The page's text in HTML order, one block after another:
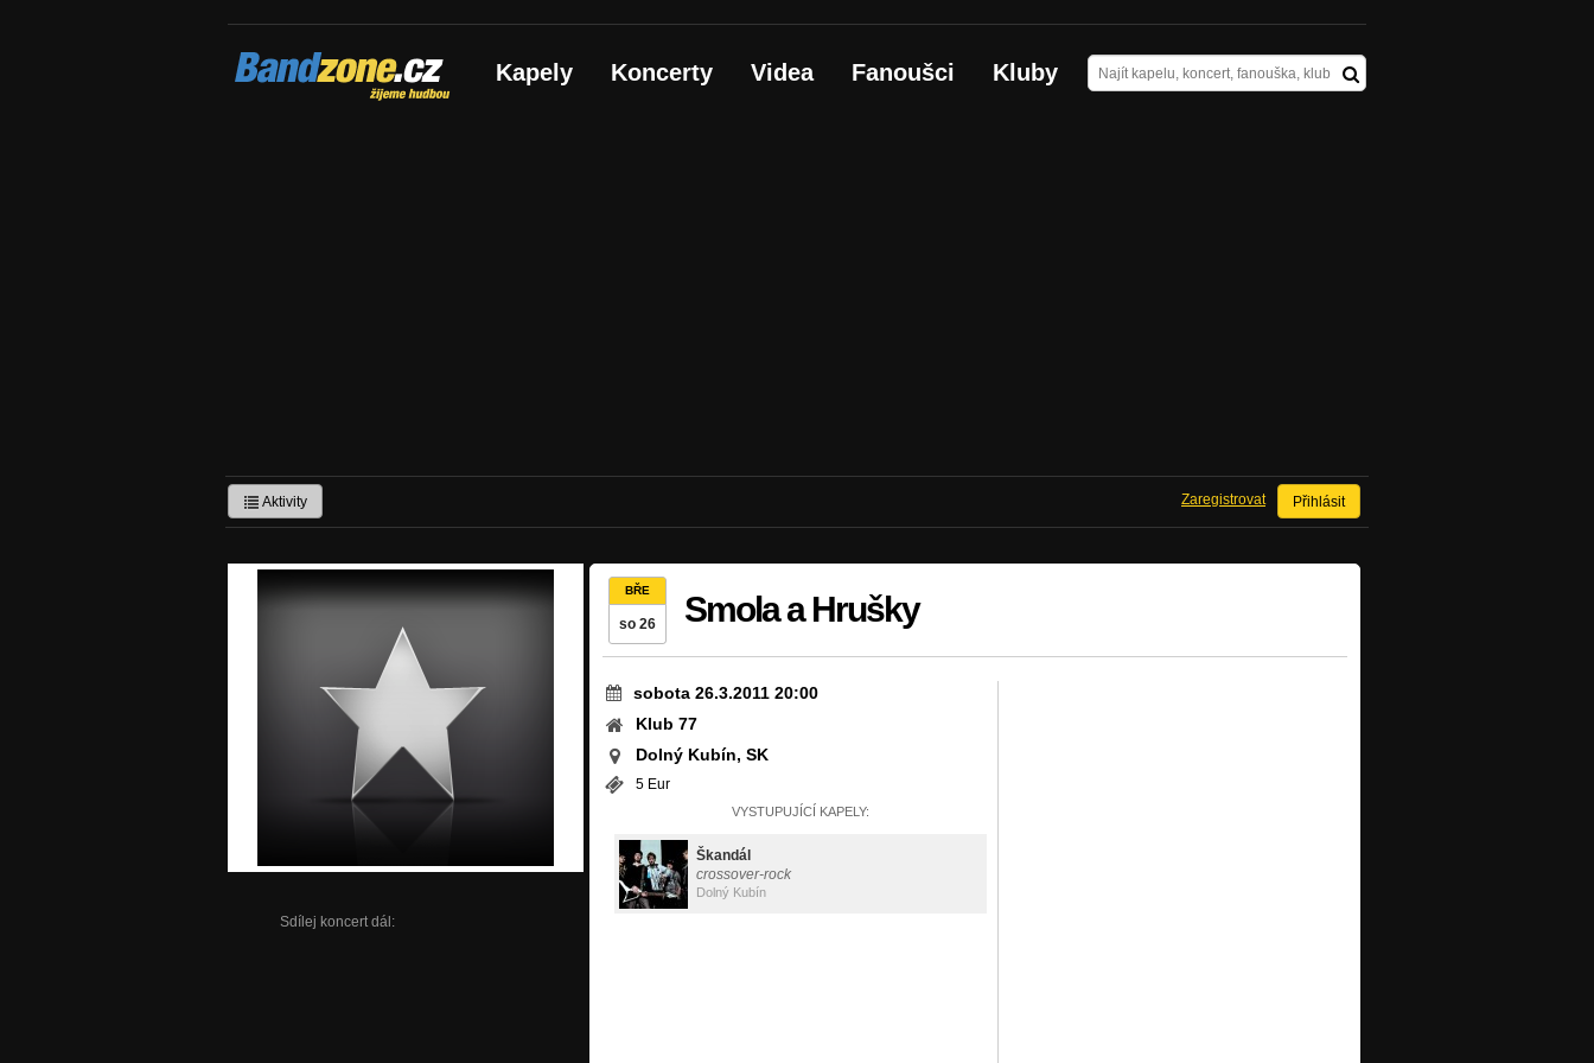
Bandzone.cz
žijeme hudbou Kapely Koncerty Videa Fanoušci Kluby
Aktivity Přihlásit
Zaregistrovat
Sdílej koncert dál:
BŘE
so 26 Smola a Hrušky
sobota 26.3.2011 20:00
Klub 77
Dolný Kubín, SK
5 Eur
VYSTUPUJÍCÍ KAPELY:
Škandál
crossover-rock
Dolný Kubín